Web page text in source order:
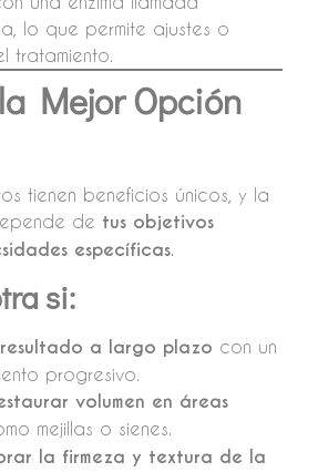
lo que permite ajustes o
tratamiento.
Mejor Opción
tienen beneficios únicos, y la
de tus objetivos
específicas
si:
a largo plazo con un
progresivo.
volumen en áreas
mejillas o sienes.
la firmeza y textura de la